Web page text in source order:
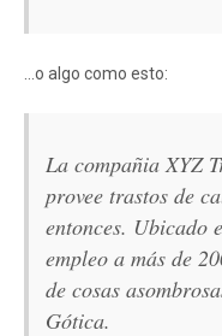
…o algo como esto:
La compañia XYZ
provee trastos de
entonces. Ubicado
empleo a más de
de cosas
Gótica.